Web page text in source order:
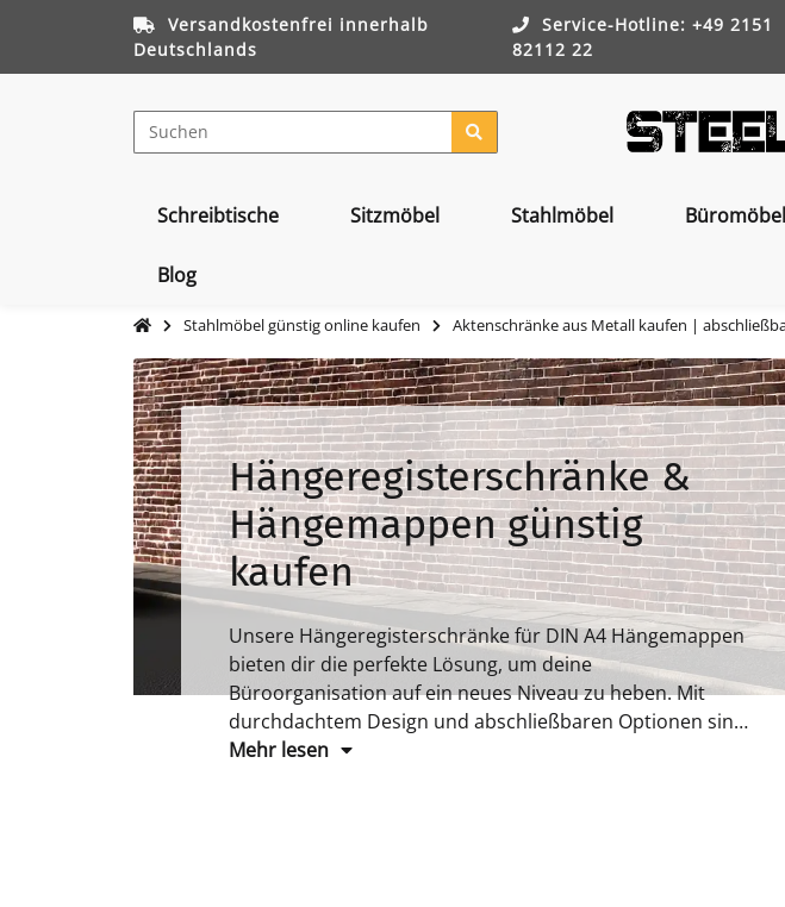
Versandkostenfrei innerhalb
Deutschlands
Service-Hotline: +49 2151
82112 22
Schreibtische Sitzmöbel Stahlmöbel
Blog
Stahlmöbel günstig online kaufen Aktenschränke aus Metall kaufen |
Hängeregisterschränke &
Hängemappen günstig
kaufen
Unsere Hängeregisterschränke für DIN A4 Hängemappen
bieten dir die perfekte Lösung, um deine
Büroorganisation auf ein neues Niveau zu heben. Mit
durchdachtem Design und abschließbaren Optionen sind
diese Schränke unverzichtbare Helfer.
Mehr lesen